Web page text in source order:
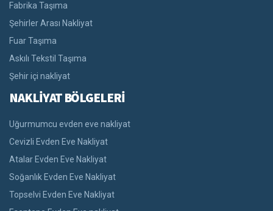
Fabrika Taşıma
Şehirler Arası Nakliyat
Fuar Taşıma
Askılı Tekstil Taşıma
Şehir içi nakliyat
NAKLİYAT BÖLGELERİ
Uğurmumcu evden eve nakliyat
Cevizli Evden Eve Nakliyat
Atalar Evden Eve Nakliyat
Soğanlık Evden Eve Nakliyat
Topselvi Evden Eve Nakliyat